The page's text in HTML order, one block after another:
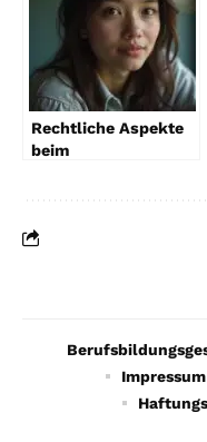
Rechtliche Aspekte
beim
Impressum